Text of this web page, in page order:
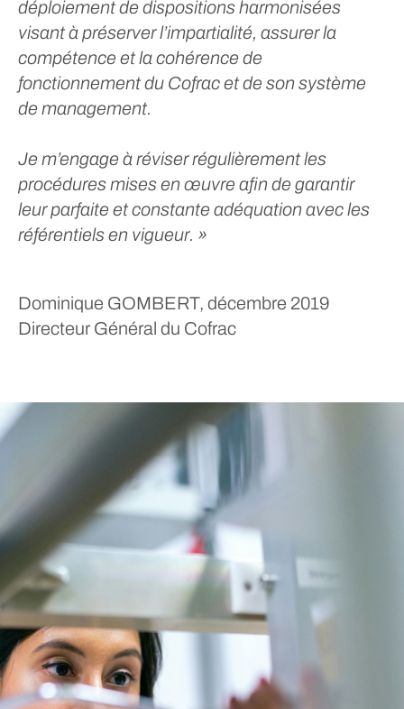
déploiement de dispositions harmonisées
visant à préserver l’impartialité, assurer la
compétence et la cohérence de
fonctionnement du Cofrac et de son système
de management.
Je m’engage à réviser régulièrement les
procédures mises en œuvre afin de garantir
leur parfaite et constante adéquation avec les
référentiels en vigueur. »
Dominique GOMBERT, décembre 2019
Directeur Général du Cofrac